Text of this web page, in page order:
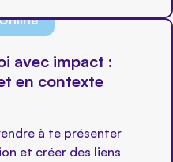
avec impact :
en contexte
à te présenter
et créer des liens